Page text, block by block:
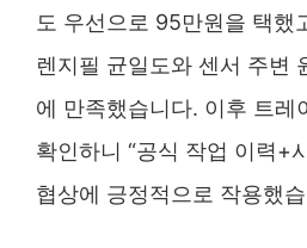
도 우선으로 95만원을 택했
렌지필 균일도와 센서 주변
에 만족했습니다. 이후 트레
확인하니 “공식 작업 이력+
협상에 긍정적으로 작용했